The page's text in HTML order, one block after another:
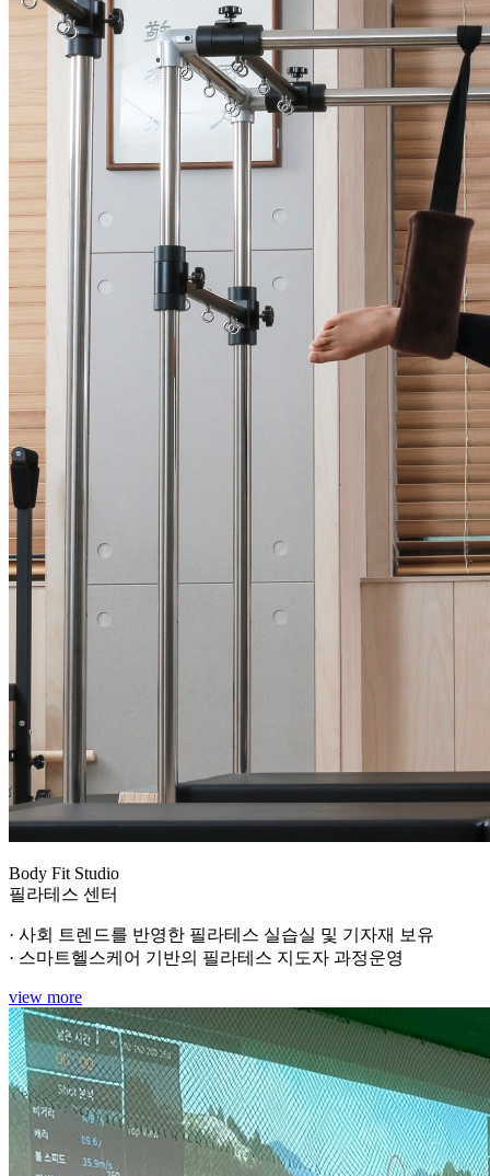
Body Fit Studio
필라테스 센터
· 사회 트렌드를 반영한 필라테스 실습실 및 기자재 보유
· 스마트헬스케어 기반의 필라테스 지도자 과정운영
view more